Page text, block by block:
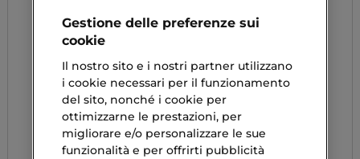
Gestione delle preferenze sui
cookie
Il nostro sito e i nostri partner utilizzano
i cookie necessari per il funzionamento
del sito, nonché i cookie per
ottimizzarne le prestazioni, per
migliorare e/o personalizzare le sue
funzionalità e per offrirti pubblicità